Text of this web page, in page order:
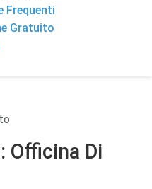
Frequenti
Gratuito
Officina Di